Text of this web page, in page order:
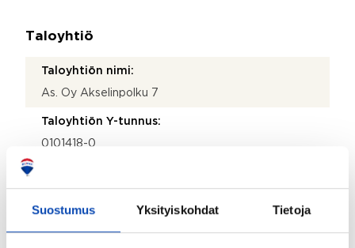
Suostumus Yksityiskohdat Tietoja
Taloyhtiö
Taloyhtiön nimi:
As. Oy Akselinpolku 7
Taloyhtiön Y-tunnus:
0101418-0